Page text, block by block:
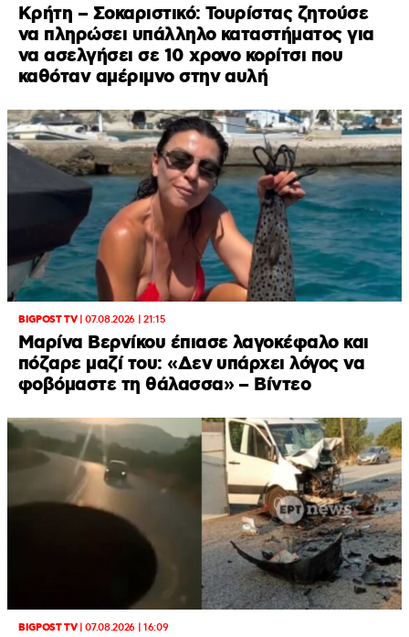
Κρήτη – Σοκαριστικό: Τουρίστας ζητούσε
να πληρώσει υπάλληλο καταστήματος για
να ασελγήσει σε 10 χρονο κορίτσι που
καθόταν αμέριμνο στην αυλή
BIGPOST TV|07.08.2026 | 21:15
Μαρίνα Βερνίκου έπιασε λαγοκέφαλο και
πόζαρε μαζί του: «Δεν υπάρχει λόγος να
φοβόμαστε τη θάλασσα» – Βίντεο
BIGPOST TV|07.08.2026 | 16:09